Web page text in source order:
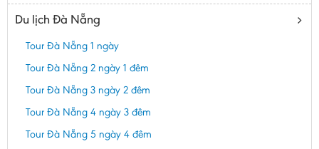
Du lịch Đà Nẵng
Tour Đà Nẵng 1 ngày
Tour Đà Nẵng 2 ngày 1 đêm
Tour Đà Nẵng 3 ngày 2 đêm
Tour Đà Nẵng 4 ngày 3 đêm
Tour Đà Nẵng 5 ngày 4 đêm